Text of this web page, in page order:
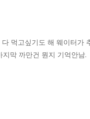
먹고싶기도 해 웨이터가
막 까만건 뭔지 기억안남.